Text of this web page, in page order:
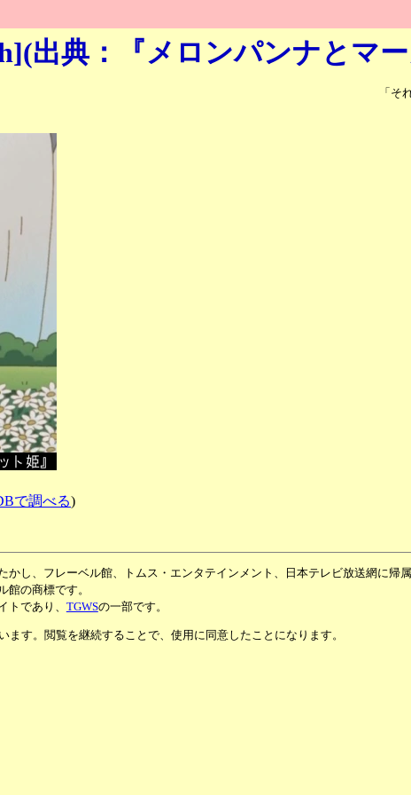
出典：『メロンパンナとマ
「そ
で調べる)
し、フレーベル館、トムス・エンタテインメント、日本テレビ放送網に帰属
館の商標です。
トであり、 TGWSの一部です。
す。閲覧を継続することで、使用に同意したことになります。